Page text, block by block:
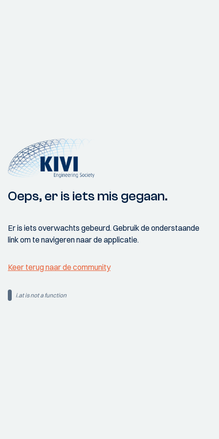
Oeps, er is iets mis gegaan.
Er is iets overwachts gebeurd. Gebruik de onderstaande
link om te navigeren naar de applicatie.
Keer terug naar de community
i.at is not a function